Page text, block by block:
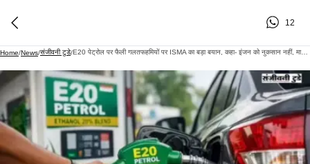
12
Home/News/संजीवनी टुडे/ E20 पेट्रोल पर फैली गलतफहमियों पर ISMA का बड़ा बयान, कहा- इंजन को नुकसान नहीं, माइलेज में मामूली अंतर संभव - Sanjeevni Today